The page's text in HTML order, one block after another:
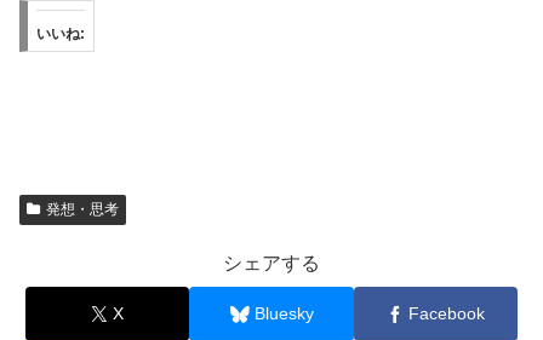
いいね:
発想・思考
シェアする
X Bluesky Facebook